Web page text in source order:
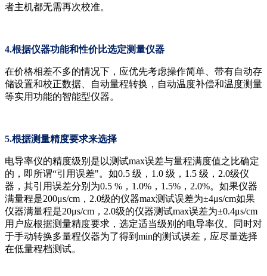
者主机都无需再次校准。
4.根据仪器功能和性价比选定测量仪器
在价格相差不多的情况下，应优先考虑操作简单、带有自动存
储设置和校正数据、自动量程转换，自动温度补偿和温度测量
等实用功能的智能型仪器。
5.根据测量精度要求来选择
电导率仪的精度级别是以测试max误差与量程满度值之比确定
的，即所谓“引用误差"。如0.5 级，1.0 级，1.5 级，2.0级仪
器，其引用误差分别为0.5 %，1.0%，1.5%，2.0%。如果仪器
满量程是200μs/cm，2.0级的仪器max测试误差为±4μs/cm如果
仪器满量程是20μs/cm，2.0级的仪器测试max误差为±0.4μs/cm
用户应根据测量精度要求，选定适当级别的电导率仪。同时对
于手动转换多量程仪器为了得到min的测试误差，应尽量选择
在低量程档测试。